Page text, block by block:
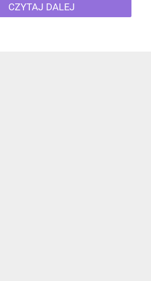
CZYTAJ DALEJ